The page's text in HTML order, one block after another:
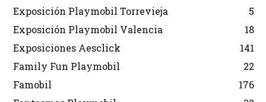
Exposición Playmobil Torrevieja
5
Exposición Playmobil Valencia
18
Exposiciones Aesclick
141
Family Fun Playmobil
22
Famobil
176